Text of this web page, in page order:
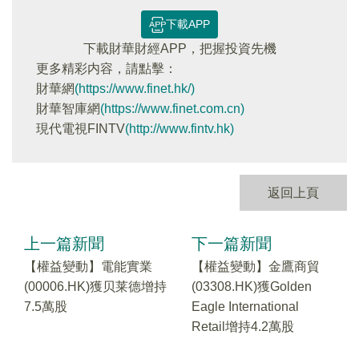
下載APP
下載財華財經APP，把握投資先機
更多精彩内容，請點擊：
財華網(https://www.finet.hk/)
財華智庫網(https://www.finet.com.cn)
現代電視FINTV(http://www.fintv.hk)
返回上頁
上一篇新聞
【權益變動】電能實業
(00006.HK)獲贝莱德增持
7.5萬股
下一篇新聞
【權益變動】金鷹商貿
(03308.HK)獲Golden
Eagle International
Retail增持4.2萬股